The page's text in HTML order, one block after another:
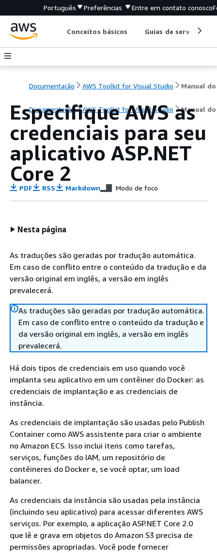
Português Preferências Entre em contato conosco
Conceitos básicos Guias de serviço
Documentação AWS Toolkit for Visual Studio
Documentação AWS Toolkit for Visual Studio Manual
Especifique AWS as
credenciais para seu
aplicativo ASP.NET
Core 2
PDF RSS Markdown Modo de foco
Nesta página
As traduções são geradas por tradução automática.
Em caso de conflito entre o conteúdo da tradução e da
versão original em inglês, a versão em inglês
prevalecerá.
As traduções são geradas por tradução automática.
Em caso de conflito entre o conteúdo da tradução e
da versão original em inglês, a versão em inglês
prevalecerá.
Há dois tipos de credenciais em uso quando você
implanta seu aplicativo em um contêiner do Docker: as
credenciais de implantação e as credenciais de
instância.
As credenciais de implantação são usadas pelo Publish
Container como AWS assistente para criar o ambiente
no Amazon ECS. Isso inclui itens como tarefas,
serviços, funções do IAM, um repositório de
contêineres do Docker e, se você optar, um load
balancer.
As credenciais da instância são usadas pela instância
(incluindo seu aplicativo) para acessar diferentes AWS
serviços. Por exemplo, a aplicação ASP.NET Core 2.0
que lê e grava em objetos do Amazon S3 precisa de
permissões apropriadas. Você pode fornecer